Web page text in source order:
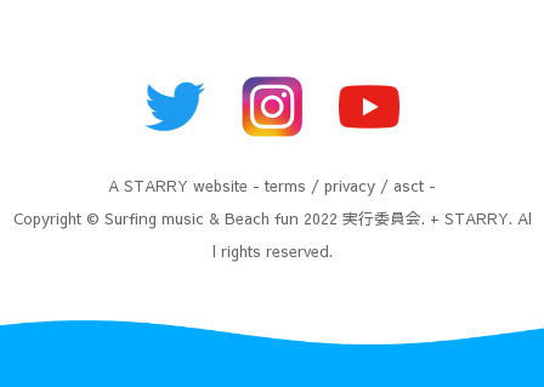
A STARRY website - terms / privacy / asct -
Copyright © Surfing music & Beach fun 2022 実行委員会. + STARRY. Al
l rights reserved.